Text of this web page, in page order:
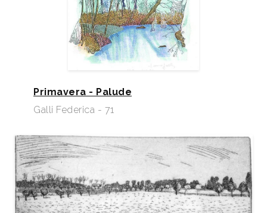
Primavera - Palude
Galli Federica - 71